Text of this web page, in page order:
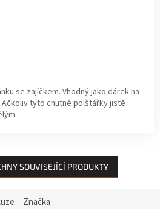
se zajíčkem. Vhodný jako dárek na
tyto chutné polštářky jistě
SOUVISEJÍCÍ PRODUKTY
Značka